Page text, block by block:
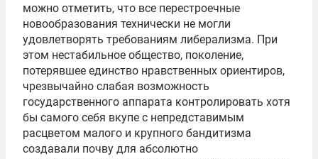
можно отметить, что все перестроечные
новообразования технически не могли
удовлетворять требованиям либерализма. При
этом нестабильное общество, поколение,
потерявшее единство нравственных ориентиров,
чрезвычайно слабая возможность
государственного аппарата контролировать хотя
бы самого себя вкупе с непредставимым
расцветом малого и крупного бандитизма
создавали почву для абсолютно